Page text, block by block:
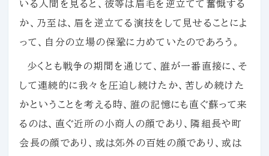
いる人間を見ると、彼等は眉毛を逆立てて奮慨する
か、乃至は、眉を逆立てる演技をして見せることによ
って、自分の立場の保鞏に力めていたのであろう。
少くとも戦争の期間を通じて、誰が一番直接に、そ
して連続的に我々を圧迫し続けたか、苦しめ続けた
かということを考える時、誰の記憶にも直ぐ蘇って来
るのは、直ぐ近所の小商人の顔であり、隣組長や町
会長の顔であり、或は郊外の百姓の顔であり、或は